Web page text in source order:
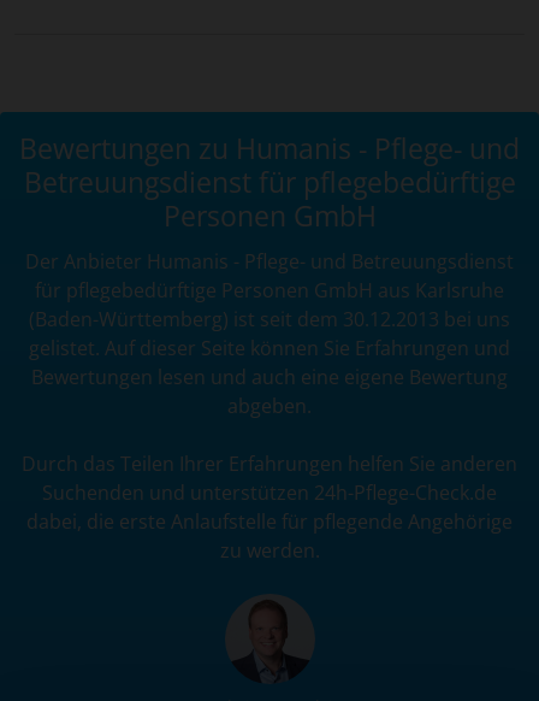
Bewertungen zu Humanis - Pflege- und
Betreuungsdienst für pflegebedürftige
Personen GmbH
Der Anbieter Humanis - Pflege- und Betreuungsdienst
für pflegebedürftige Personen GmbH aus Karlsruhe
(Baden-Württemberg) ist seit dem 30.12.2013 bei uns
gelistet. Auf dieser Seite können Sie Erfahrungen und
Bewertungen lesen und auch eine eigene Bewertung
abgeben.
Durch das Teilen Ihrer Erfahrungen helfen Sie anderen
Suchenden und unterstützen 24h-Pflege-Check.de
dabei, die erste Anlaufstelle für pflegende Angehörige
zu werden.